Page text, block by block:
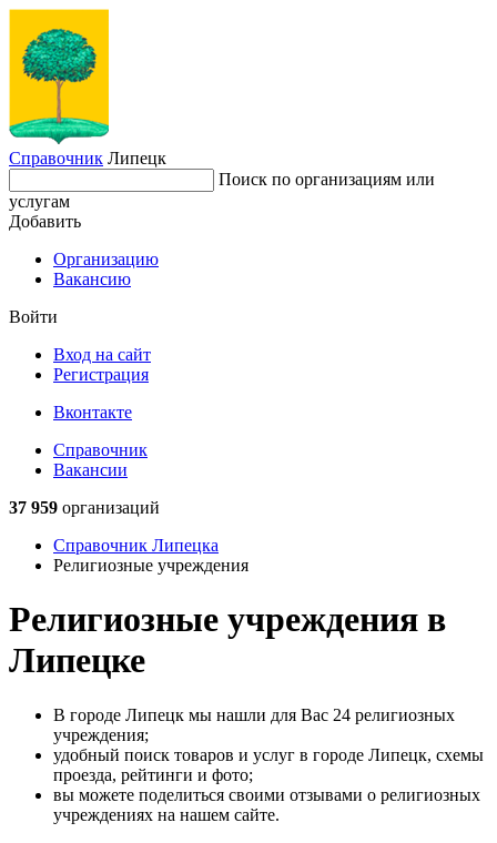
Справочник Липецк
Поиск по организациям или
услугам
Добавить
Организацию
Вакансию
Войти
Вход на сайт
Регистрация
Вконтакте
Справочник
Вакансии
37 959 организаций
Справочник Липецка
Религиозные учреждения
Религиозные учреждения в
Липецке
В городе Липецк мы нашли для Вас 24 религиозных
учреждения;
удобный поиск товаров и услуг в городе Липецк, схемы
проезда, рейтинги и фото;
вы можете поделиться своими отзывами о религиозных
учреждениях на нашем сайте.